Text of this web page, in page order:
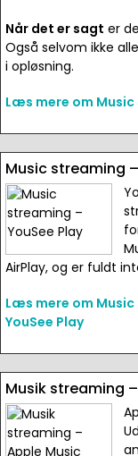
Når det er sagt er
Også selvom ikke
i opløsning.
Læs mere om
Music streaming
AirPlay, og er fuldt
Læs mere om
YouSee Play
Musik streaming